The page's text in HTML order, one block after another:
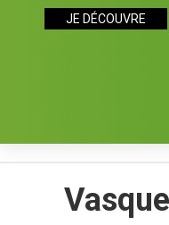
JE DÉCOUVRE